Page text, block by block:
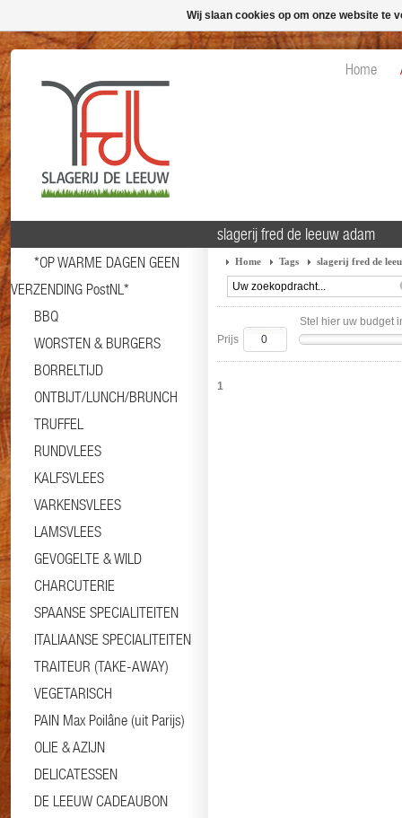
Home
*OP WARME DAGEN GEEN
VERZENDING PostNL*
BBQ
WORSTEN & BURGERS
BORRELTIJD
ONTBIJT/LUNCH/BRUNCH
TRUFFEL
RUNDVLEES
KALFSVLEES
VARKENSVLEES
LAMSVLEES
GEVOGELTE & WILD
CHARCUTERIE
SPAANSE SPECIALITEITEN
ITALIAANSE SPECIALITEITEN
TRAITEUR (TAKE-AWAY)
VEGETARISCH
PAIN Max Poilâne (uit Parijs)
OLIE & AZIJN
DELICATESSEN
DE LEEUW CADEAUBON
slagerij fred de leeuw adam
Home Tags slagerij fred de
Stel hier uw budget
Prijs
1
Wij slaan cookies op om onze website te